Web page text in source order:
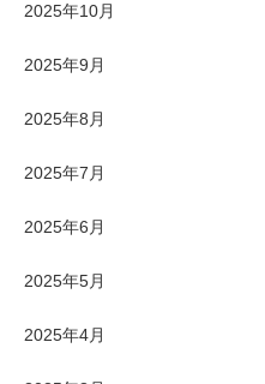
2025年10月
2025年9月
2025年8月
2025年7月
2025年6月
2025年5月
2025年4月